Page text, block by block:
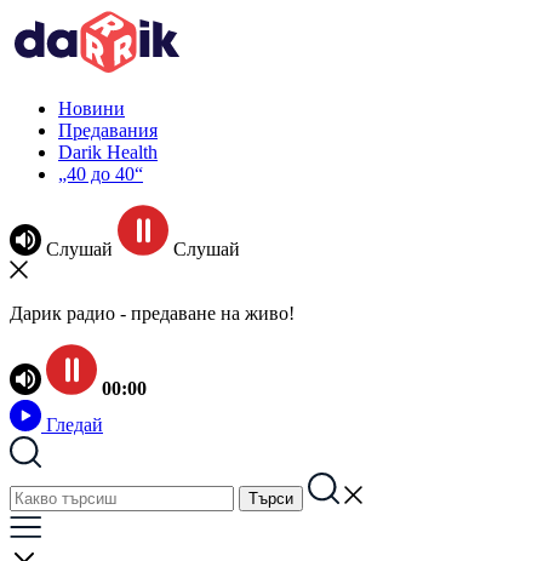
Новини
Предавания
Darik Health
„40 до 40“
Слушай Слушай
Дарик радио - предаване на живо!
00:00
Гледай